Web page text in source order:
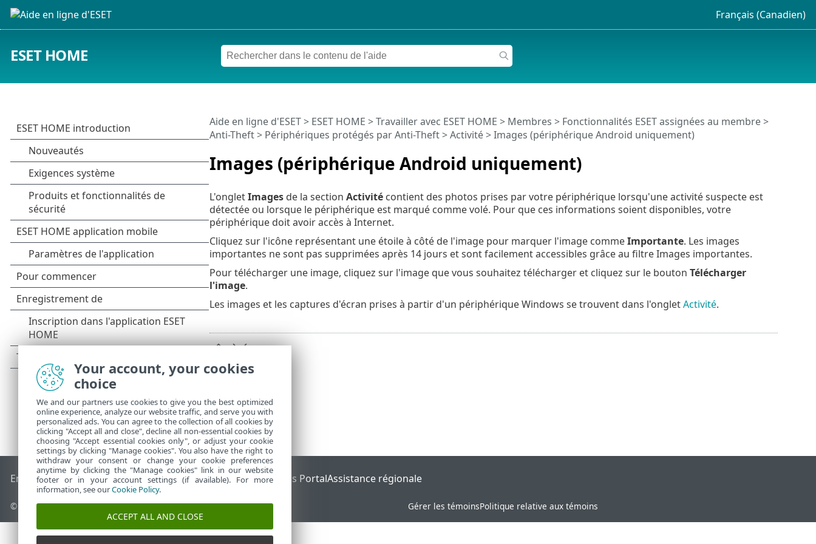
Français (Canadien)
ESET HOME
Images (périphérique Android uniquement)
Aide en ligne d'ESET> ESET HOME >Travailler avec ESET HOME > Membres > Fonctionnalités ESET assignées au membre>
Anti-Theft> Périphériques protégés par Anti-Theft>Activité> Images (périphérique Android uniquement)
L'ongletImagesde la section Activitécontient des photos prises par votre périphérique lorsqu'une activité suspecte est
détectée ou lorsque le périphérique est marqué comme volé. Pour que ces informations soient disponibles, votre
périphérique doit avoir accès à Internet.
Cliquez sur l'icône représentant une étoile à côté de l'image pour marquer l'image commeImportante. Les images
importantes ne sont pas supprimées après 14 jours et sont facilement accessibles grâce au filtre Images importantes.
Pour télécharger une image, cliquez sur l'image que vous souhaitez télécharger et cliquez sur le bouton Télécharger
l'image.
Les images et les captures d'écran prises à partir d'un périphérique Windows se trouvent dans l'ongletActivité.
End of Life Base de connaissances ESETForum ESETESET Status PortalAssistance régionale
© 1992 - 2026 ESET, spol. s r.o. - Tous droits réservés. Gérer les témoinsPolitique relative aux témoins
Your account, your cookies
choice
We and our partners use cookies to give you the best optimized
online experience, analyze our website traffic, and serve you with
personalized ads. You can agree to the collection of all cookies by
clicking "Accept all and close", decline all non-essential cookies by
choosing "Accept essential cookies only", or adjust your cookie
settings by clicking "Manage cookies". You also have the right to
withdraw your consent or change your cookie preferences
anytime by clicking the "Manage cookies" link in our website
footer or in your account settings (if available). For more
information, see ourCookie Policy.
ACCEPT ALL AND CLOSE